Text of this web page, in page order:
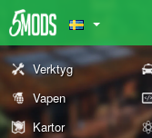
Verktyg
Vapen
Kartor